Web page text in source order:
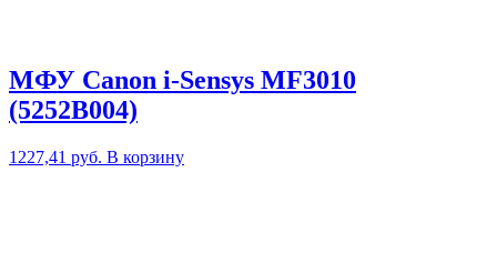
МФУ Canon i-Sensys MF3010
(5252B004)
1227,41 руб. В корзину